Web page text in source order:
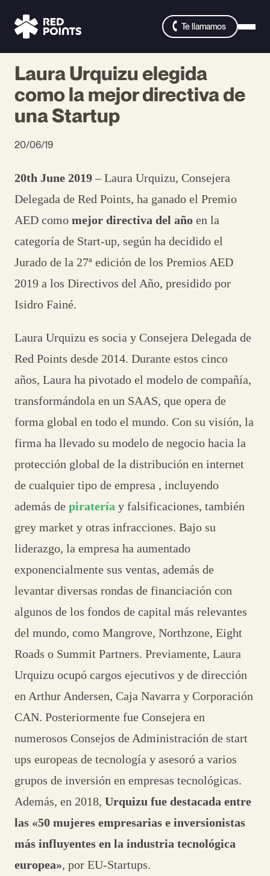
Te llamamos
Laura Urquizu elegida
como la mejor directiva de
una Startup
20/06/19
20th June 2019– Laura Urquizu, Consejera
Delegada de Red Points, ha ganado el Premio
AED como mejor directiva del año en la
categoría de Start-up, según ha decidido el
Jurado de la 27ª edición de los Premios AED
2019 a los Directivos del Año, presidido por
Isidro Fainé.
Laura Urquizu es socia y Consejera Delegada de
Red Points desde 2014. Durante estos cinco
años, Laura ha pivotado el modelo de compañía,
transformándola en un SAAS, que opera de
forma global en todo el mundo. Con su visión, la
firma ha llevado su modelo de negocio hacia la
protección global de la distribución en internet
de cualquier tipo de empresa , incluyendo
además de piratería y falsificaciones, también
grey market y otras infracciones. Bajo su
liderazgo, la empresa ha aumentado
exponencialmente sus ventas, además de
levantar diversas rondas de financiación con
algunos de los fondos de capital más relevantes
del mundo, como Mangrove, Northzone, Eight
Roads o Summit Partners. Previamente, Laura
Urquizu ocupó cargos ejecutivos y de dirección
en Arthur Andersen, Caja Navarra y Corporación
CAN. Posteriormente fue Consejera en
numerosos Consejos de Administración de start
ups europeas de tecnología y asesoró a varios
grupos de inversión en empresas tecnológicas.
Además, en 2018, Urquizu fue destacada entre
las «50 mujeres empresarias e inversionistas
más influyentes en la industria tecnológica
europea», por EU-Startups.